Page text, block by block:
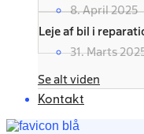
8. April 2025
Leje af bil i
31. Marts
Se alt viden
Kontakt